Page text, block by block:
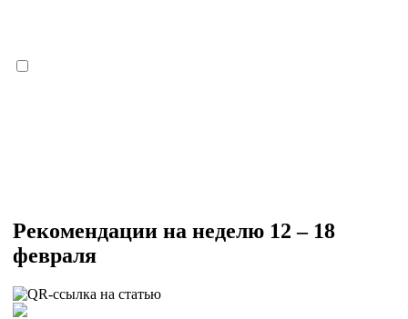
Рекомендации на неделю 12 – 18
февраля